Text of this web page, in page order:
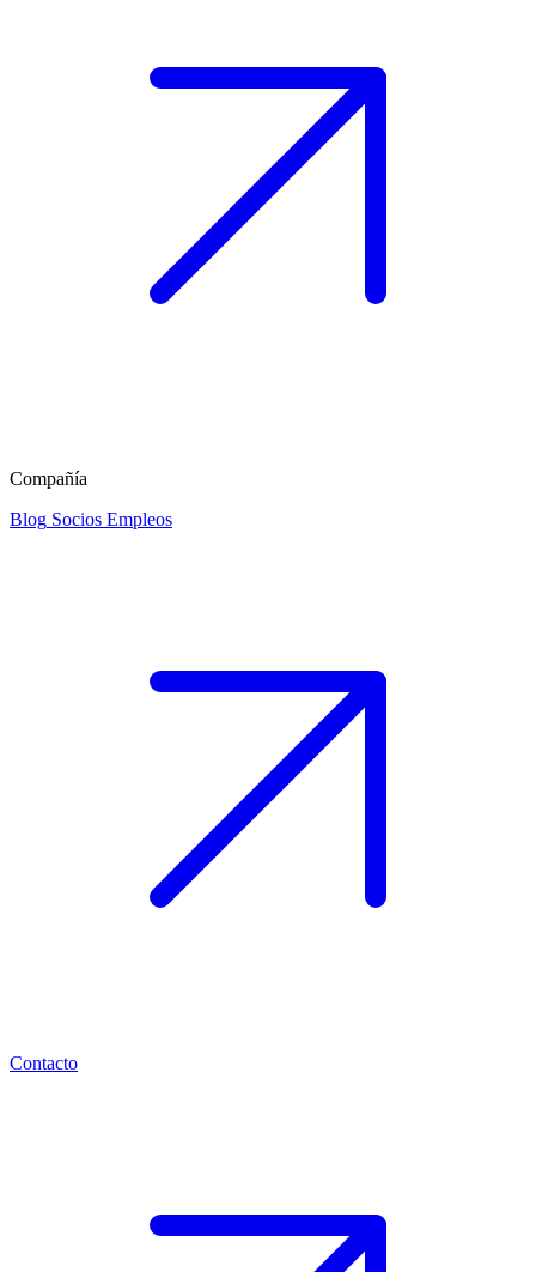
Compañía
Blog Socios Empleos
Contacto